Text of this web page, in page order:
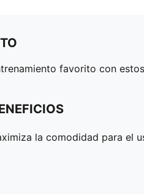
favorito con
la comodidad para el